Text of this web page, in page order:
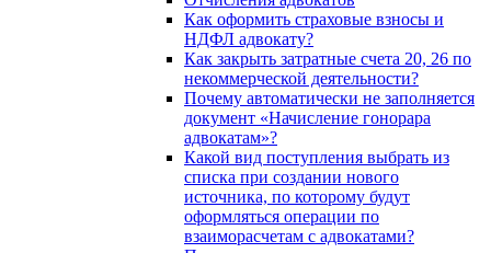
Как оформить страховые взносы и
НДФЛ адвокату?
Как закрыть затратные счета 20, 26 по
некоммерческой деятельности?
Почему автоматически не заполняется
документ «Начисление гонорара
адвокатам»?
Какой вид поступления выбрать из
списка при создании нового
источника, по которому будут
оформляться операции по
взаиморасчетам с адвокатами?